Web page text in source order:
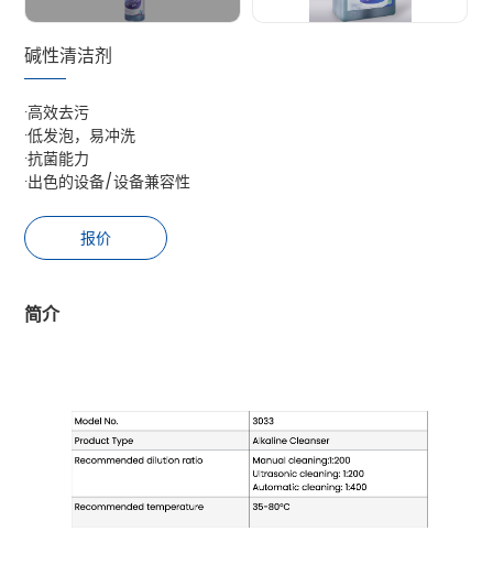
碱性清洁剂
·高效去污
·低发泡，易冲洗
·抗菌能力
·出色的设备/设备兼容性
报价
简介